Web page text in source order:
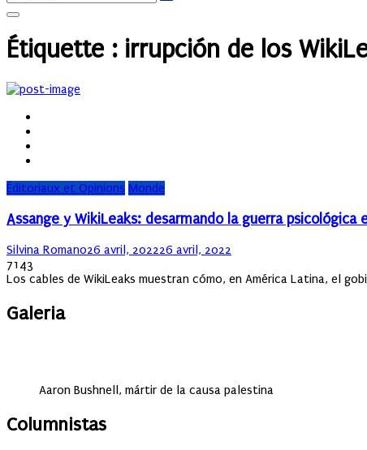
Étiquette : irrupción de los
Éditoriaux et Opinions Monde
Assange y WikiLeaks: desarmando la guerra psicológica
Author
Silvina RomanoPosted
26 avril, 202226 avril, 2022
7143
Los cables de WikiLeaks muestran cómo, en América Latina, el
Galeria
Aaron Bushnell, mártir de la causa palestina
Columnistas